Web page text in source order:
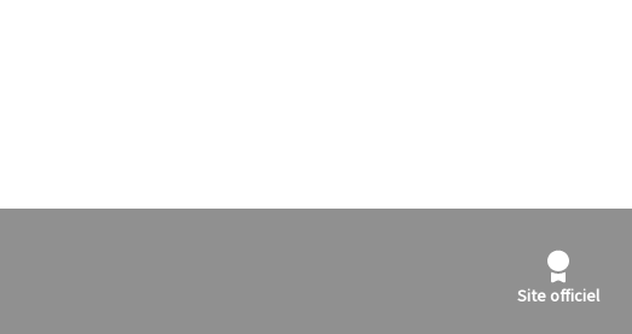
Site officiel